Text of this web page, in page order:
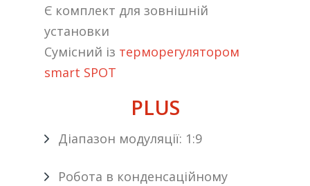
Є комплект для зовнішній
установки
Сумісний із терморегулятором
smart SPOT
PLUS
Діапазон модуляції: 1:9
Робота в конденсаційному